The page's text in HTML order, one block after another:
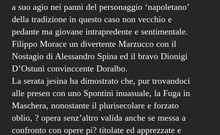
a suo agio nei panni del personaggio ‘napoletano’
della tradizione in questo caso non vecchio e
pedante ma giovane intrapredente e sentimentale.
Filippo Morace un divertente Marzucco con il
Nostagio di Alessandro Spina ed il bravo Dionigi
D’Ostuni convinccente Doralbo.
La serata jesina ha dimostrato che, pur trovandoci
alle presen con uno Spontini inuasuale, la Fuga in
Maschera, nonostante il plurisecolare e forzato
oblio, ? opera senz’altro valida anche se messa a
confronto con opere pi? titolate ed apprezzate e